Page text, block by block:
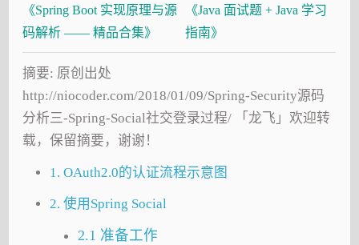
《Spring Boot 实现原理与源
码解析 —— 精品合集》
《Java 面试题 + Java 学习
指南》
摘要: 原创出处
http://niocoder.com/2018/01/09/Spring-Security源码
分析三-Spring-Social社交登录过程/ 「龙飞」欢迎转
载，保留摘要，谢谢！
1. OAuth2.0的认证流程示意图
2. 使用Spring Social
2.1 准备工作